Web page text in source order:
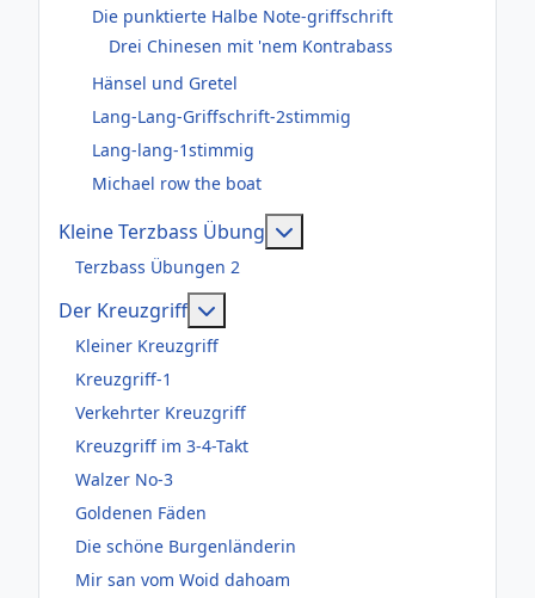
Die punktierte Halbe Note-griffschrift
Drei Chinesen mit 'nem Kontrabass
Hänsel und Gretel
Lang-Lang-Griffschrift-2stimmig
Lang-lang-1stimmig
Michael row the boat
Kleine Terzbass Übung
Terzbass Übungen 2
Der Kreuzgriff
Kleiner Kreuzgriff
Kreuzgriff-1
Verkehrter Kreuzgriff
Kreuzgriff im 3-4-Takt
Walzer No-3
Goldenen Fäden
Die schöne Burgenländerin
Mir san vom Woid dahoam